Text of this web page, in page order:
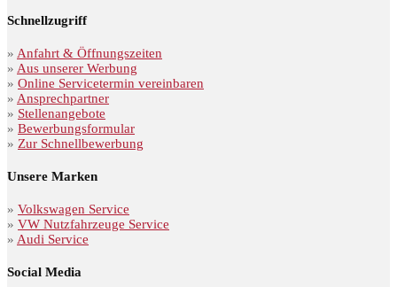
Schnellzugriff
» Anfahrt & Öffnungszeiten
» Aus unserer Werbung
» Online Servicetermin vereinbaren
» Ansprechpartner
» Stellenangebote
» Bewerbungsformular
» Zur Schnellbewerbung
Unsere Marken
» Volkswagen Service
» VW Nutzfahrzeuge Service
» Audi Service
Social Media